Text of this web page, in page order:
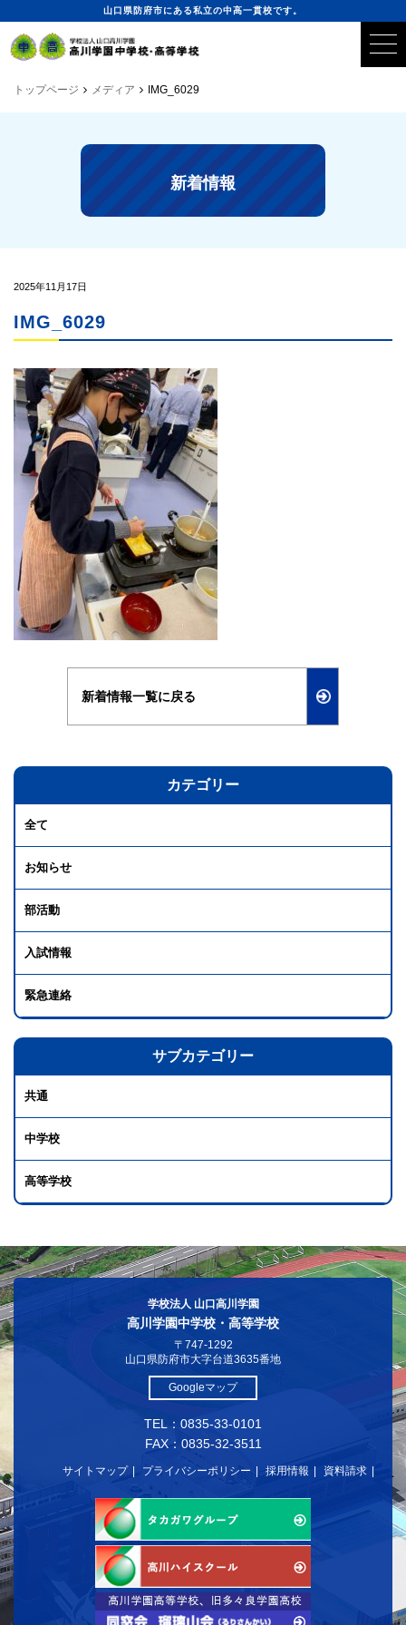
山口県防府市にある私立の中高一貫校です。
トップページ メディア IMG_6029
新着情報
2025年11月17日
IMG_6029
新着情報一覧に戻る
カテゴリー
全て
お知らせ
部活動
入試情報
緊急連絡
サブカテゴリー
共通
中学校
高等学校
学校法人 山口高川学園
高川学園中学校・高等学校
〒747-1292
山口県防府市大字台道3635番地
Googleマップ
TEL：0835-33-0101
FAX：0835-32-3511
サイトマップ プライバシーポリシー 採用情報 資料請求